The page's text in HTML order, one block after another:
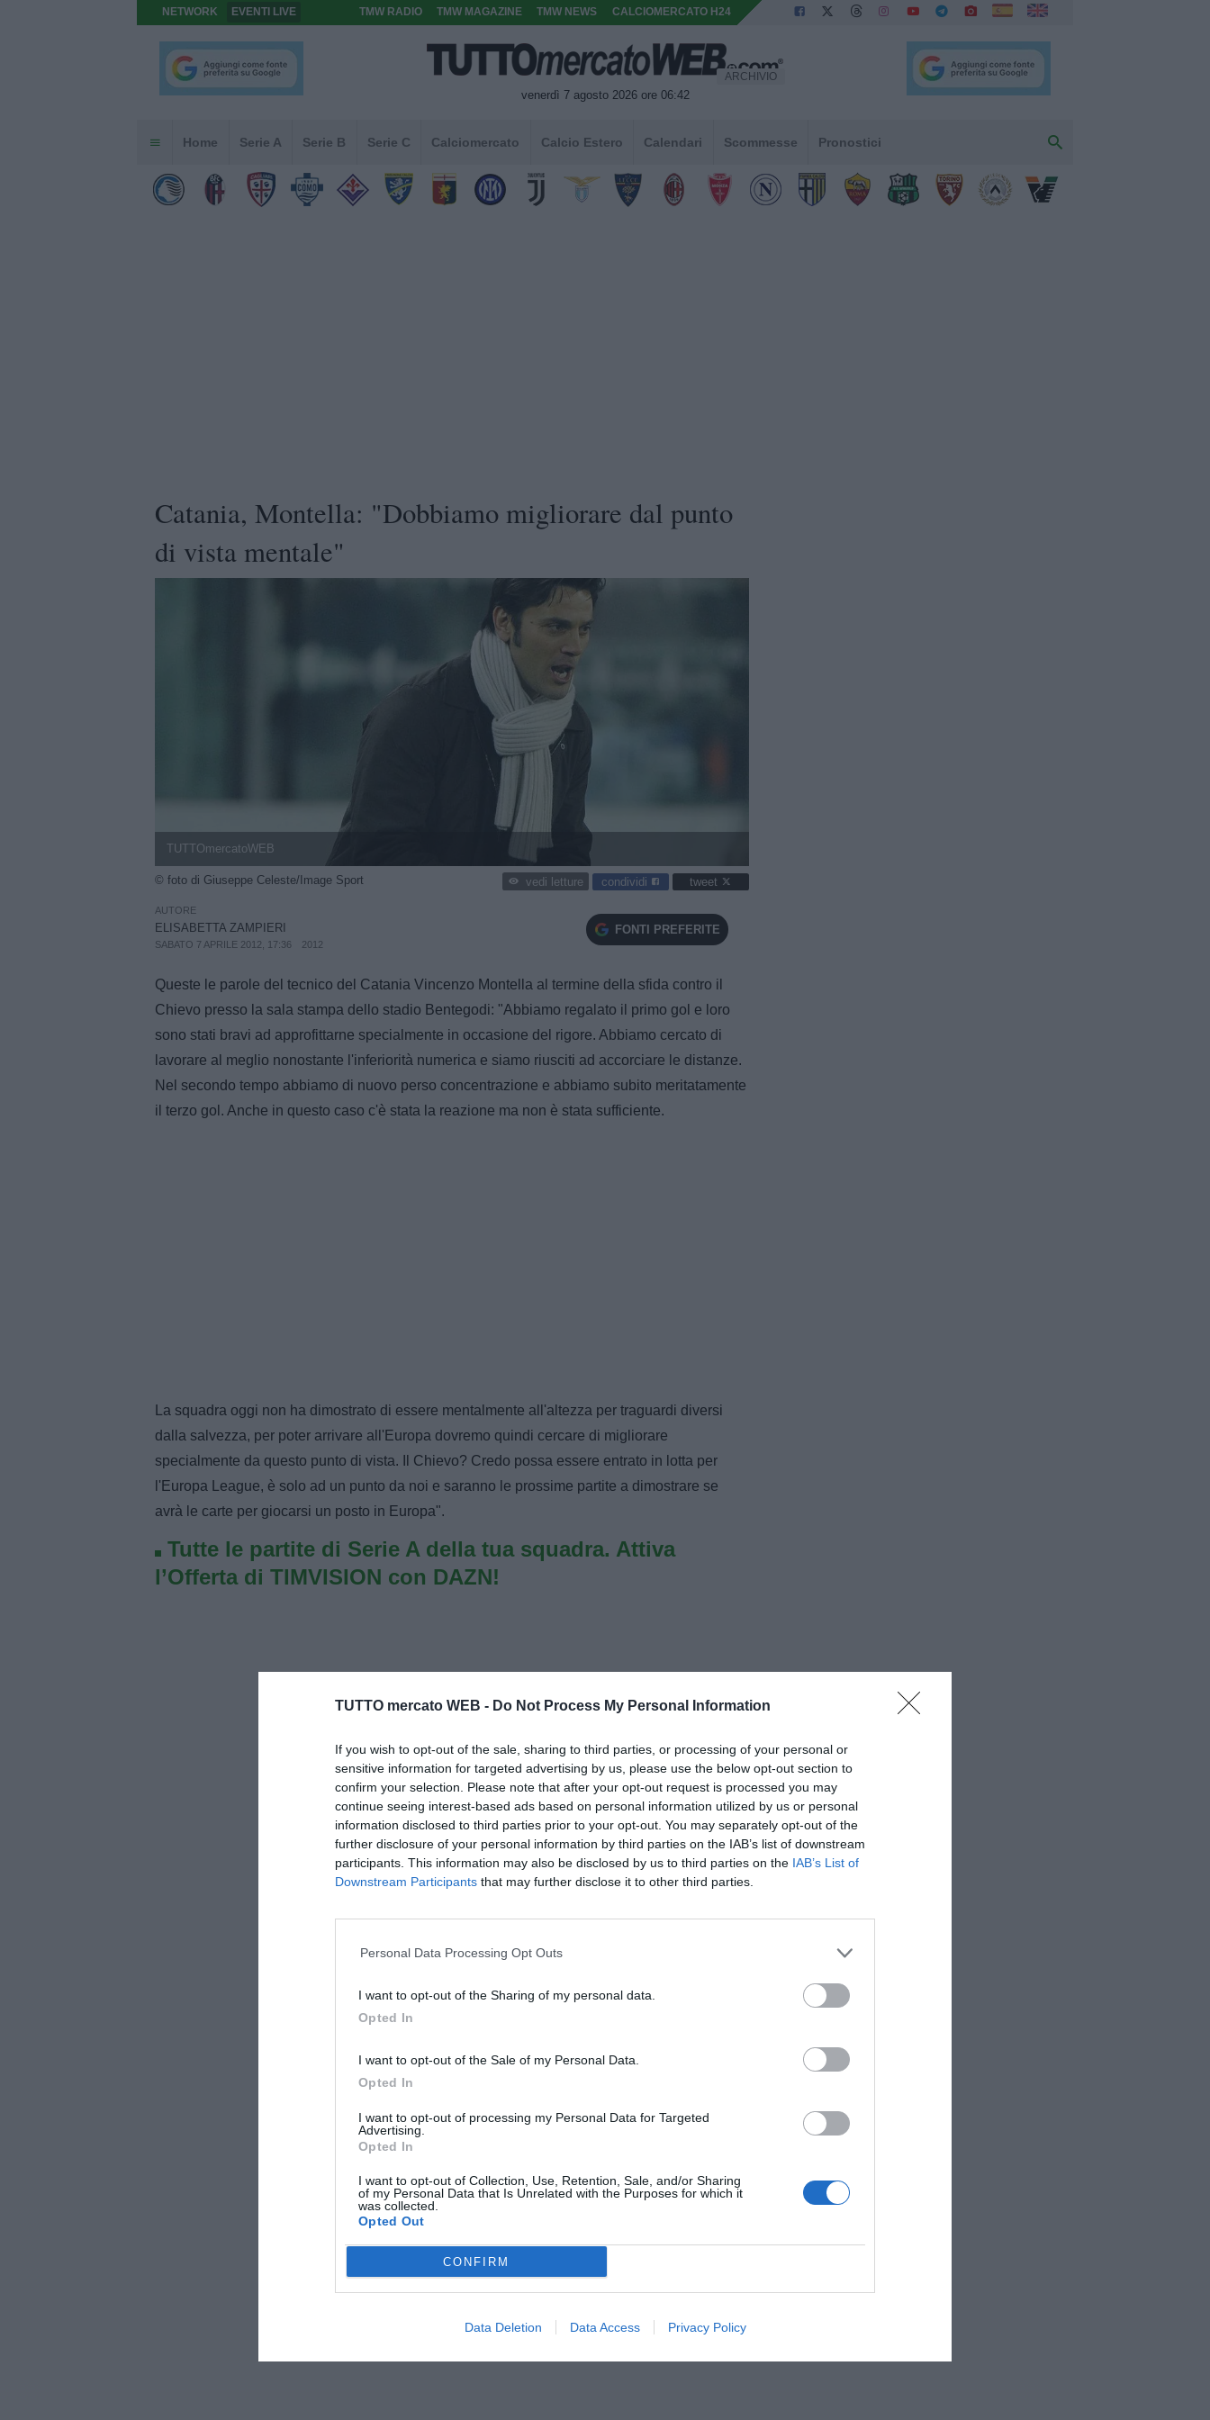
TUTTO mercato WEB - Do Not Process My Personal Information
If you wish to opt-out of the sale, sharing to third parties, or processing of your personal or
sensitive information for targeted advertising by us, please use the below opt-out section to
confirm your selection. Please note that after your opt-out request is processed you may
continue seeing interest-based ads based on personal information utilized by us or personal
information disclosed to third parties prior to your opt-out. You may separately opt-out of the
further disclosure of your personal information by third parties on the IAB’s list of downstream
participants. This information may also be disclosed by us to third parties on the IAB’s List of
Downstream Participants that may further disclose it to other third parties.
Personal Data Processing Opt Outs
I want to opt-out of the Sharing of my personal data.
Opted In
I want to opt-out of the Sale of my Personal Data.
Opted In
I want to opt-out of processing my Personal Data for Targeted
Advertising.
Opted In
I want to opt-out of Collection, Use, Retention, Sale, and/or Sharing
of my Personal Data that Is Unrelated with the Purposes for which it
was collected.
Opted Out
CONFIRM
Data Deletion Data Access Privacy Policy
NETWORK EVENTI LIVE TMW RADIO TMW MAGAZINE TMW NEWS CALCIOMERCATO H24
venerdì 7 agosto 2026 ore 06:42
ARCHIVIO
Home Serie A Serie B Serie C Calciomercato Calcio Estero Calendari Scommesse Pronostici
Catania, Montella: "Dobbiamo migliorare dal punto
di vista mentale"
TUTTOmercatoWEB
© foto di Giuseppe Celeste/Image Sport vedi letture condividi tweet
AUTORE
ELISABETTA ZAMPIERI
SABATO 7 APRILE 2012, 17:36 2012
FONTI PREFERITE
Queste le parole del tecnico del Catania Vincenzo Montella al termine della sfida contro il
Chievo presso la sala stampa dello stadio Bentegodi: "Abbiamo regalato il primo gol e loro
sono stati bravi ad approfittarne specialmente in occasione del rigore. Abbiamo cercato di
lavorare al meglio nonostante l'inferiorità numerica e siamo riusciti ad accorciare le distanze.
Nel secondo tempo abbiamo di nuovo perso concentrazione e abbiamo subito meritatamente
il terzo gol. Anche in questo caso c'è stata la reazione ma non è stata sufficiente.
La squadra oggi non ha dimostrato di essere mentalmente all'altezza per traguardi diversi
dalla salvezza, per poter arrivare all'Europa dovremo quindi cercare di migliorare
specialmente da questo punto di vista. Il Chievo? Credo possa essere entrato in lotta per
l'Europa League, è solo ad un punto da noi e saranno le prossime partite a dimostrare se
avrà le carte per giocarsi un posto in Europa".
Tutte le partite di Serie A della tua squadra. Attiva
l’Offerta di TIMVISION con DAZN!